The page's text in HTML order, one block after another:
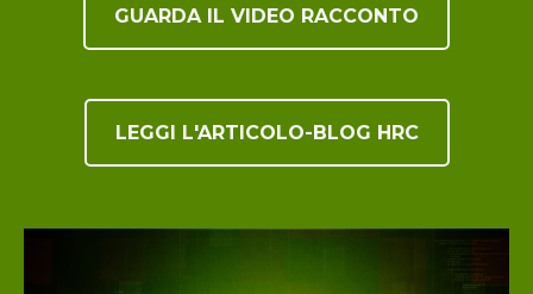
GUARDA IL VIDEO RACCONTO
LEGGI L'ARTICOLO-BLOG HRC